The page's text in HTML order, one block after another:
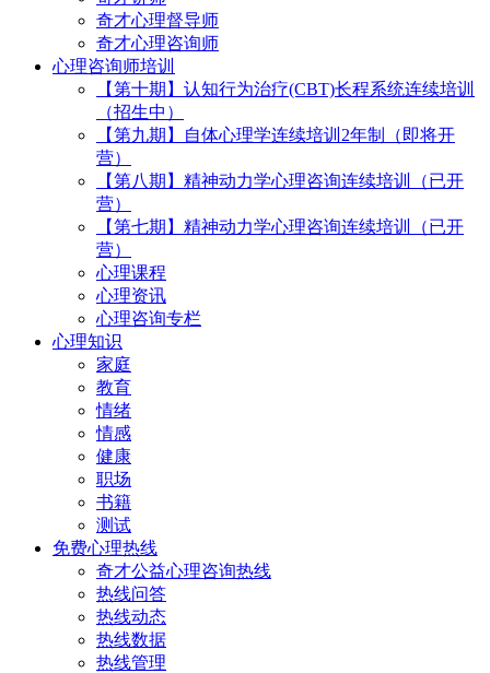
奇才心理督导师
奇才心理咨询师
心理咨询师培训
【第十期】认知行为治疗(CBT)长程系统连续培训
（招生中）
【第九期】自体心理学连续培训2年制（即将开
营）
【第八期】精神动力学心理咨询连续培训（已开
营）
【第七期】精神动力学心理咨询连续培训（已开
营）
心理课程
心理资讯
心理咨询专栏
心理知识
家庭
教育
情绪
情感
健康
职场
书籍
测试
免费心理热线
奇才公益心理咨询热线
热线问答
热线动态
热线数据
热线管理